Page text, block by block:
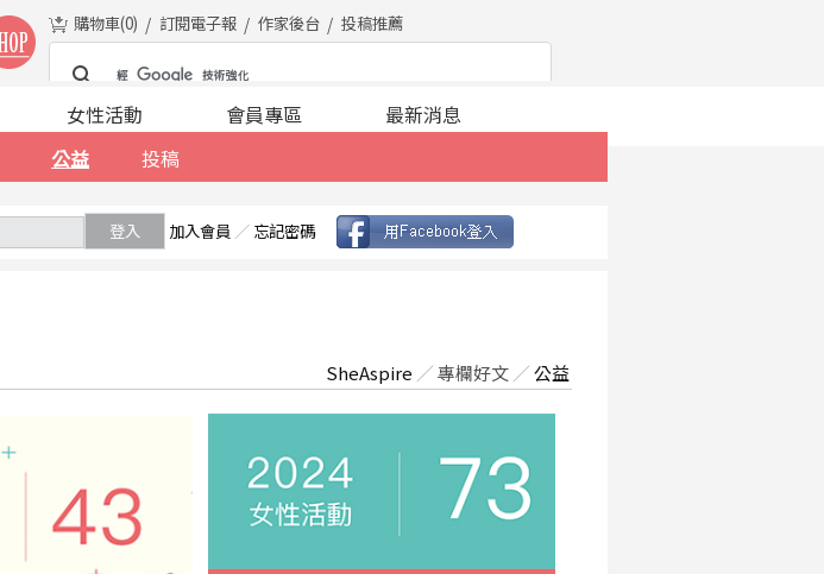
購物車(0) 訂閱電子報 作家後台 投稿推薦
公益 投稿
女性活動 會員專區 最新消息
登入 加入會員 ／ 忘記密碼
SheAspire ／專欄好文 ／公益